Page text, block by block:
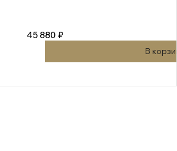
45 880 ₽
В